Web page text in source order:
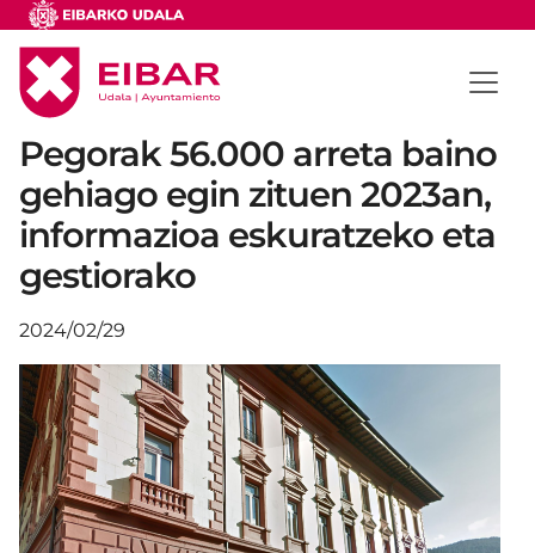
Pegorak 56.000 arreta baino
gehiago egin zituen 2023an,
informazioa eskuratzeko eta
gestiorako
2024/02/29